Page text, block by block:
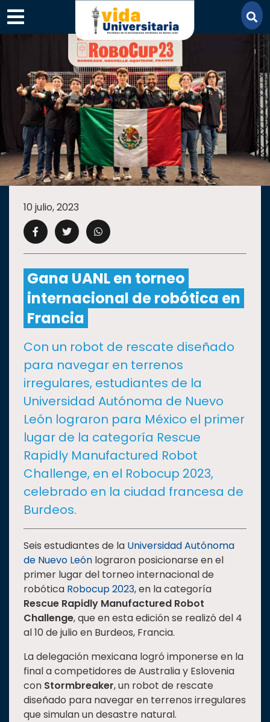
×
SECCIONES
ACADEMIA
CAMPUS UANL
CULTURA
DEPORTES
I+D+IEXPERTOS
SALUD
SUSTENTABILIDAD
TEMAS
Estudiantes
Rectoría
Internacionalización
Responsabilidad
social
Vinculación
Historia
Universiada
10 julio, 2023
Gana UANL en torneo
internacional de robótica en
Francia
Con un robot de rescate diseñado
para navegar en terrenos
irregulares, estudiantes de la
Universidad Autónoma de Nuevo
León lograron para México el primer
lugar de la categoría Rescue
Rapidly Manufactured Robot
Challenge, en el Robocup 2023,
celebrado en la ciudad francesa de
Burdeos.
Seis estudiantes de la Universidad Autónoma
de Nuevo León lograron posicionarse en el
primer lugar del torneo internacional de
robótica Robocup 2023, en la categoría
Rescue Rapidly Manufactured Robot
Challenge, que en esta edición se realizó del 4
al 10 de julio en Burdeos, Francia.
La delegación mexicana logró imponerse en la
final a competidores de Australia y Eslovenia
con Stormbreaker, un robot de rescate
diseñado para navegar en terrenos irregulares
que simulan un desastre natural.